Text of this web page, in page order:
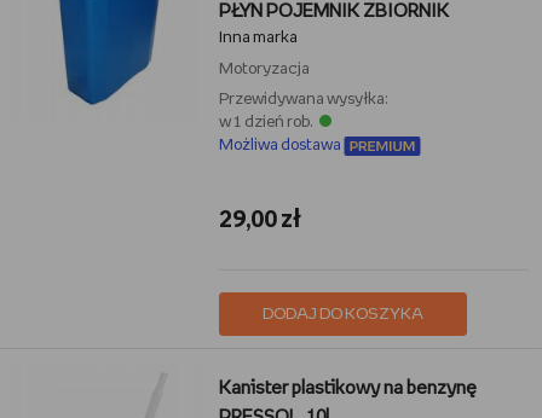
PŁYN POJEMNIK ZBIORNIK
Inna marka
Motoryzacja
Przewidywana wysyłka:
w 1 dzień rob.
Możliwa dostawa
29,00 zł
DODAJ DO KOSZYKA
Kanister plastikowy na benzynę